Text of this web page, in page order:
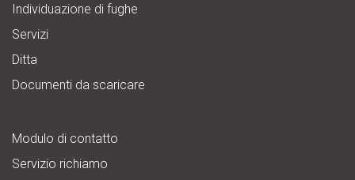
Individuazione di fughe
Servizi
Ditta
Documenti da scaricare
Modulo di contatto
Servizio richiamo